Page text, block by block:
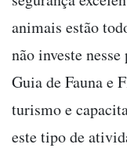
animais estão
não investe
Guia de Fauna e
turismo e
este tipo de